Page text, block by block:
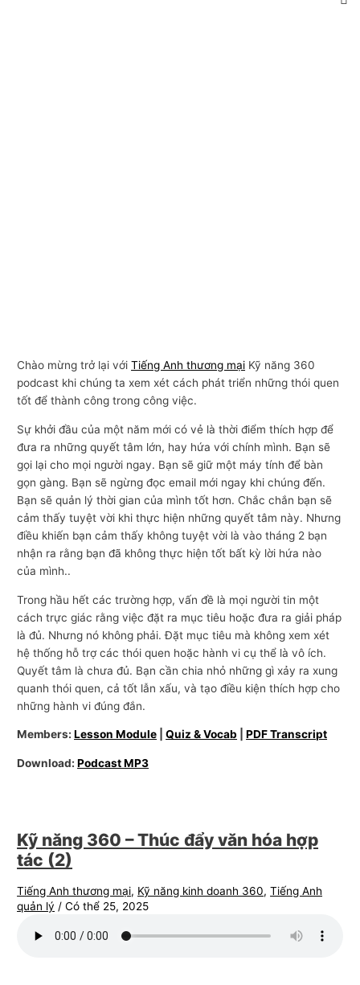
Chào mừng trở lại vớiTiếng Anh thương mại Kỹ năng 360
podcast khi chúng ta xem xét cách phát triển những thói quen
tốt để thành công trong công việc.
Sự khởi đầu của một năm mới có vẻ là thời điểm thích hợp để
đưa ra những quyết tâm lớn, hay hứa với chính mình. Bạn sẽ
gọi lại cho mọi người ngay. Bạn sẽ giữ một máy tính để bàn
gọn gàng. Bạn sẽ ngừng đọc email mới ngay khi chúng đến.
Bạn sẽ quản lý thời gian của mình tốt hơn. Chắc chắn bạn sẽ
cảm thấy tuyệt vời khi thực hiện những quyết tâm này. Nhưng
điều khiến bạn cảm thấy không tuyệt vời là vào tháng 2 bạn
nhận ra rằng bạn đã không thực hiện tốt bất kỳ lời hứa nào
của mình..
Trong hầu hết các trường hợp, vấn đề là mọi người tin một
cách trực giác rằng việc đặt ra mục tiêu hoặc đưa ra giải pháp
là đủ. Nhưng nó không phải. Đặt mục tiêu mà không xem xét
hệ thống hỗ trợ các thói quen hoặc hành vi cụ thể là vô ích.
Quyết tâm là chưa đủ. Bạn cần chia nhỏ những gì xảy ra xung
quanh thói quen, cả tốt lẫn xấu, và tạo điều kiện thích hợp cho
những hành vi đúng đắn.
Members:Lesson Module |Quiz & Vocab |PDF Transcript
Download:Podcast MP3
Kỹ năng 360 – Thúc đẩy văn hóa hợp
tác (2)
Tiếng Anh thương mại, Kỹ năng kinh doanh 360,Tiếng Anh
quản lý /Có thể 25, 2025